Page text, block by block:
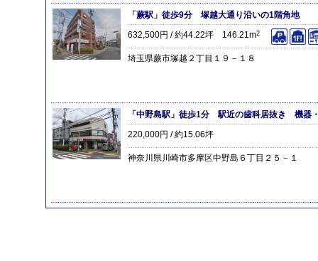
「蕨駅」徒歩9分 塚越大通り沿いの1階角地
632,500円 / 約44.22坪 146.21m2
埼玉県蕨市塚越２丁目１９－１８
「中野島駅」徒歩1分 駅近の歯科居抜き 機器
220,000円 / 約15.06坪
神奈川県川崎市多摩区中野島６丁目２５－１